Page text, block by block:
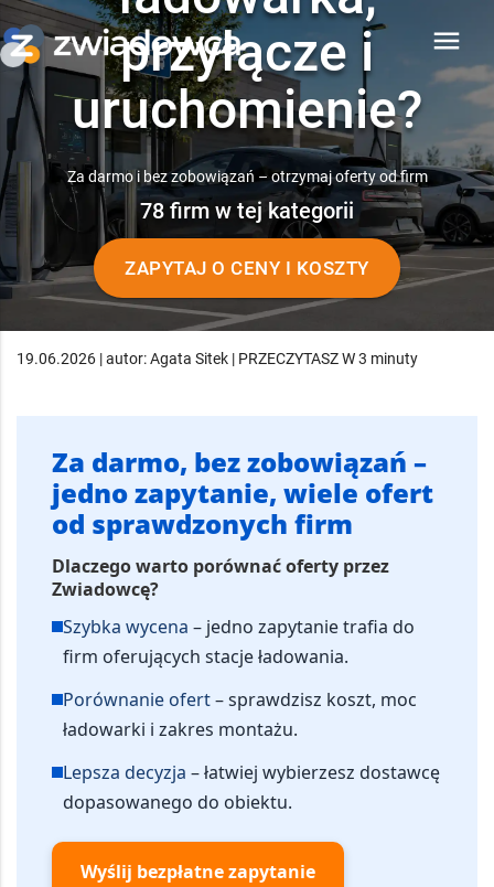
menu
przyłącze i
uruchomienie?
Za darmo i bez zobowiązań – otrzymaj oferty od firm
78 firm w tej kategorii
ZAPYTAJ O CENY I KOSZTY
19.06.2026 | autor: Agata Sitek | PRZECZYTASZ W 3 minuty
Za darmo, bez zobowiązań –
jedno zapytanie, wiele ofert
od sprawdzonych firm
Dlaczego warto porównać oferty przez
Zwiadowcę?
Szybka wycena – jedno zapytanie trafia do
firm oferujących stacje ładowania.
Porównanie ofert– sprawdzisz koszt, moc
ładowarki i zakres montażu.
Lepsza decyzja – łatwiej wybierzesz dostawcę
dopasowanego do obiektu.
Wyślij bezpłatne zapytanie